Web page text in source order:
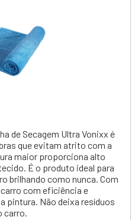
de Secagem Ultra Vonixx é
que evitam atrito com a
maior proporciona alto
É o produto ideal para
brilhando como nunca. Com
com eficiência e
pintura. Não deixa resíduos
carro.